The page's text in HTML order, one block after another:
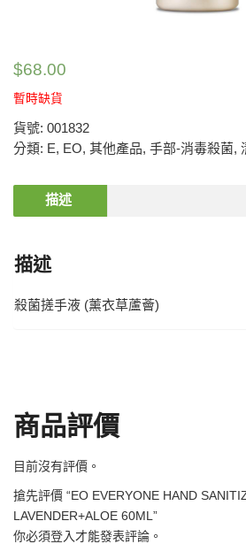
$68.00
暫時缺貨
貨號: 001832
分類: E, EO, 其他產品, 手部-消毒殺菌,
描述
描述
殺菌搓手液 (薰衣草蘆薈)
商品評價
目前沒有評價。
搶先評價 “EO EVERYONE HAND
LAVENDER+ALOE 60ML”
你必須登入 才能發表評論。